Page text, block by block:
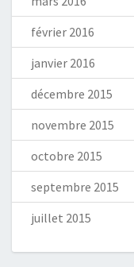
février 2016
janvier 2016
décembre 2015
novembre 2015
octobre 2015
septembre 2015
juillet 2015